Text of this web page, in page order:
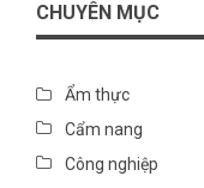
CHUYÊN MỤC
Ẩm thực
Cẩm nang
Công nghiệp